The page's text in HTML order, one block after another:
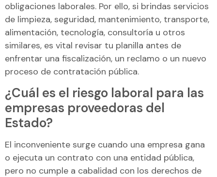
obligaciones laborales. Por ello, si brindas servicios
de limpieza, seguridad, mantenimiento, transporte,
alimentación, tecnología, consultoría u otros
similares, es vital revisar tu planilla antes de
enfrentar una fiscalización, un reclamo o un nuevo
proceso de contratación pública.
¿Cuál es el riesgo laboral para las
empresas proveedoras del
Estado?
El inconveniente surge cuando una empresa gana
o ejecuta un contrato con una entidad pública,
pero no cumple a cabalidad con los derechos de